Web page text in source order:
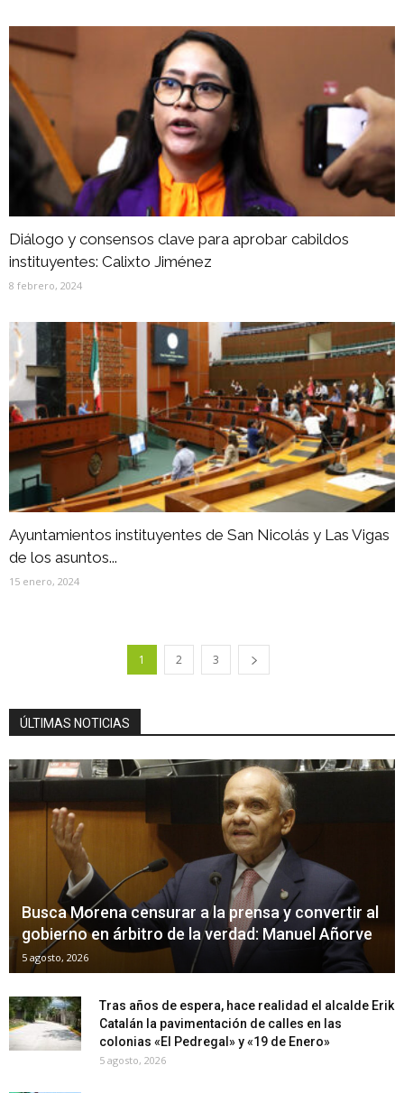
Diálogo y consensos clave para aprobar cabildos
instituyentes: Calixto Jiménez
8 febrero, 2024
Ayuntamientos instituyentes de San Nicolás y Las Vigas
de los asuntos...
15 enero, 2024
1 2 3
ÚLTIMAS NOTICIAS
Busca Morena censurar a la prensa y convertir al
gobierno en árbitro de la verdad: Manuel Añorve
5 agosto, 2026
Tras años de espera, hace realidad el alcalde Erik
Catalán la pavimentación de calles en las
colonias «El Pedregal» y «19 de Enero»
5 agosto, 2026